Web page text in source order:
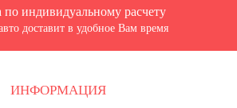
по индивидуальному расчету
доставит в удобное Вам время
ИНФОРМАЦИЯ